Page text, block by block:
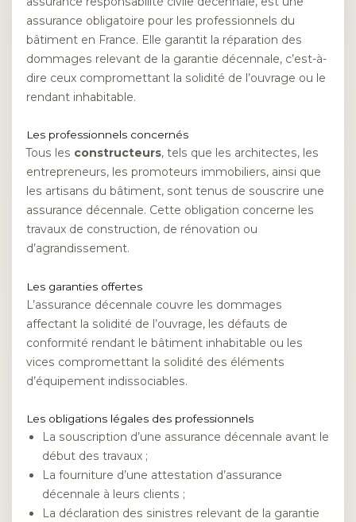
assurance obligatoire pour les professionnels du
bâtiment en France. Elle garantit la réparation des
dommages relevant de la garantie décennale, c’est-à-
dire ceux compromettant la solidité de l’ouvrage ou le
rendant inhabitable.
Les professionnels concernés
Tous les constructeurs, tels que les architectes, les
entrepreneurs, les promoteurs immobiliers, ainsi que
les artisans du bâtiment, sont tenus de souscrire une
assurance décennale. Cette obligation concerne les
travaux de construction, de rénovation ou
d’agrandissement.
Les garanties offertes
L’assurance décennale couvre les dommages
affectant la solidité de l’ouvrage, les défauts de
conformité rendant le bâtiment inhabitable ou les
vices compromettant la solidité des éléments
d’équipement indissociables.
Les obligations légales des professionnels
La souscription d’une assurance décennale avant le
début des travaux ;
La fourniture d’une attestation d’assurance
décennale à leurs clients ;
La déclaration des sinistres relevant de la garantie